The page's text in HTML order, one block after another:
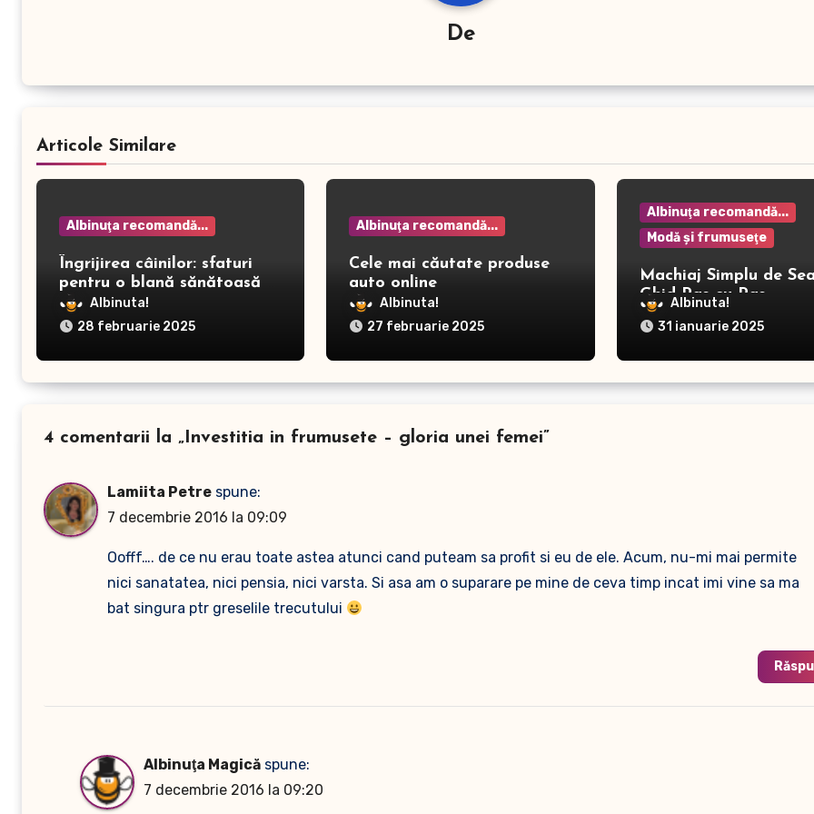
De
Articole Similare
Albinuţa recomandă...
Îngrijirea câinilor: sfaturi
pentru o blană sănătoasă și
prevenirea dermatitei
Albinuta!
28 februarie 2025
Albinuţa recomandă...
Cele mai căutate produse
auto online
Albinuta!
27 februarie 2025
Albinuţa recomandă...
Modă şi frumuseţe
Machiaj Simplu de
Ghid Pas cu Pas
Albinuta!
31 ianuarie 2025
4 comentarii la „Investitia in frumusete – gloria unei femei”
Lamiita Petre spune:
7 decembrie 2016 la 09:09
Oofff…. de ce nu erau toate astea atunci cand puteam sa profit si eu de ele. Acum, nu-mi mai permite
nici sanatatea, nici pensia, nici varsta. Si asa am o suparare pe mine de ceva timp incat imi vine sa ma
bat singura ptr greselile trecutului
Albinuţa Magică spune:
7 decembrie 2016 la 09:20